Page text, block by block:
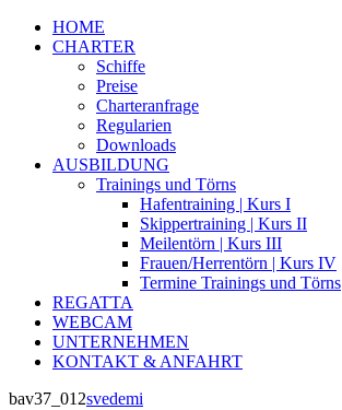
HOME
CHARTER
Schiffe
Preise
Charteranfrage
Regularien
Downloads
AUSBILDUNG
Trainings und Törns
Hafentraining | Kurs I
Skippertraining | Kurs II
Meilentörn | Kurs III
Frauen/Herrentörn | Kurs IV
Termine Trainings und Törns
REGATTA
WEBCAM
UNTERNEHMEN
KONTAKT & ANFAHRT
bav37_012svedemi